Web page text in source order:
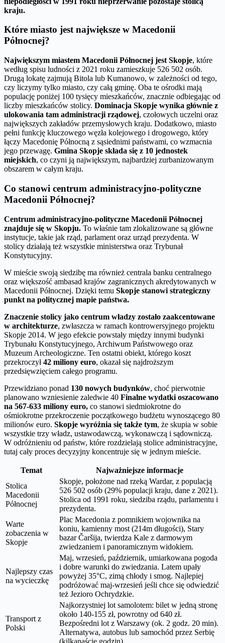
kraju.
Które miasto jest największe w Macedonii
Północnej?
Największym miastem Macedonii Północnej jest Skopje, które
według spisu ludności z 2021 roku zamieszkuje 526 502 osób.
Drugą lokatę zajmują Bitola lub Kumanowo, w zależności od tego,
czy liczymy tylko miasto, czy całą gminę. Oba te ośrodki mają
populację poniżej 100 tysięcy mieszkańców, znacznie odbiegając od
liczby mieszkańców stolicy. Dominacja Skopje wynika głównie z
ulokowania tam administracji rządowej, czołowych uczelni oraz
największych zakładów przemysłowych kraju. Dodatkowo, miasto
pełni funkcję kluczowego węzła kolejowego i drogowego, który
łączy Macedonię Północną z sąsiednimi państwami, co wzmacnia
jego przewagę. Gmina Skopje składa się z 10 jednostek
miejskich, co czyni ją największym, najbardziej zurbanizowanym
obszarem w całym kraju.
Co stanowi centrum administracyjno-polityczne
Macedonii Północnej?
Centrum administracyjno-polityczne Macedonii Północnej
znajduje się w Skopju. To właśnie tam zlokalizowane są główne
instytucje, takie jak rząd, parlament oraz urząd prezydenta. W
stolicy działają też wszystkie ministerstwa oraz Trybunał
Konstytucyjny.
W mieście swoją siedzibę ma również centrala banku centralnego
oraz większość ambasad krajów zagranicznych akredytowanych w
Macedonii Północnej. Dzięki temu Skopje stanowi strategiczny
punkt na politycznej mapie państwa.
Znaczenie stolicy jako centrum władzy zostało zaakcentowane
w architekturze, zwłaszcza w ramach kontrowersyjnego projektu
Skopje 2014. W jego efekcie powstały między innymi budynki
Trybunału Konstytucyjnego, Archiwum Państwowego oraz
Muzeum Archeologiczne. Ten ostatni obiekt, którego koszt
przekroczył42 miliony euro, okazał się najdroższym
przedsięwzięciem całego programu.
Przewidziano ponad 130 nowych budynków, choć pierwotnie
planowano wzniesienie zaledwie 40 Finalne wydatki oszacowano
na 567-633 miliony euro, co stanowi siedmiokrotne do
ośmiokrotne przekroczenie początkowego budżetu wynoszącego 80
milionów euro. Skopje wyróżnia się także tym, że skupia w sobie
wszystkie trzy władz, ustawodawczą, wykonawczą i sądowniczą.
W odróżnieniu od państw, które rozdzielają stolice administracyjne,
tutaj cały proces decyzyjny koncentruje się w jednym mieście.
Temat
Najważniejsze informacje
Stolica
Macedonii
Północnej
Skopje, położone nad rzeką Wardar, z populacją
526 502 osób (29% populacji kraju, dane z 2021).
Stolica od 1991 roku, siedziba rządu, parlamentu i
prezydenta.
Warte
zobaczenia w
Skopje
Plac Macedonia z pomnikiem wojownika na
koniu, kamienny most (214m długości), Stary
bazar Čaršija, twierdza Kale z darmowym
zwiedzaniem i panoramicznym widokiem.
Najlepszy czas
na wycieczkę
Maj, wrzesień, październik, umiarkowana pogoda
i dobre warunki do zwiedzania. Latem upały
powyżej 35°C, zimą chłody i smog. Najlepiej
podróżować maj-wrzesień jeśli chce się odwiedzić
też Jezioro Ochrydzkie.
Transport z
Polski
Najkorzystniej lot samolotem: bilet w jedną stronę
około 140-155 zł, powrotny od 640 zł.
Bezpośredni lot z Warszawy (ok. 2 godz. 20 min).
Alternatywa, autobus lub samochód przez Serbię
(kilkanaście godzin).